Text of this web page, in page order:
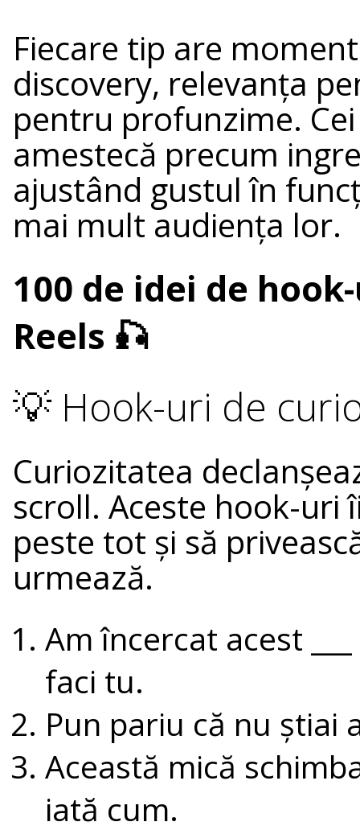
Fiecare tip are
discovery, relevanța
pentru profunzime.
amestecă precum
ajustând gustul în
mai mult audiența lor.
100 de idei de
Reels 🎣
💡 Hook-uri de
Curiozitatea
scroll. Aceste hook-uri
peste tot și să
urmează.
Am încercat acest
faci tu.
Pun pariu că nu știai
Această mică
iată cum.